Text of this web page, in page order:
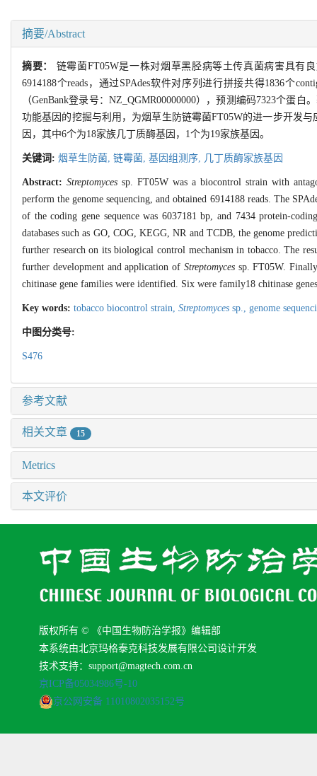
摘要/Abstract
摘要： 链霉菌FT05W是一株对烟草黑胫病等土传真菌病害具有
6914188个reads，通过SPAdes软件对序列进行拼接共得1836个
（GenBank登录号：NZ_QGMR00000000），预测编码7323个
功能基因的挖掘与利用，为烟草生防链霉菌FT05W的进一步开发
因，其中6个为18家族几丁质酶基因，1个为19家族基因。
关键词: 烟草生防菌, 链霉菌, 基因组测序, 几丁质酶家族基因
Abstract: Streptomycessp. FT05W was a biocontrol strain with
perform the genome sequencing, and obtained 6914188 reads. The
of the coding gene sequence was 6037181 bp, and 7434 protein-
databases such as GO, COG, KEGG, NR and TCDB, the genome
further research on its biological control mechanism in tobacco. The
further development and application of Streptomycessp. FT05W.
chitinase gene families were identified. Six were family18 chitinase
Key words: tobacco biocontrol strain, Streptomyces sp., genome
中图分类号:
S476
参考文献
相关文章 15
Metrics
本文评价
版权所有 © 《中国生物防治学报》编辑部
本系统由北京玛格泰克科技发展有限公司设计开发
技术支持：support@magtech.com.cn
京ICP备05034986号-10
京公网安备 11010802035152号